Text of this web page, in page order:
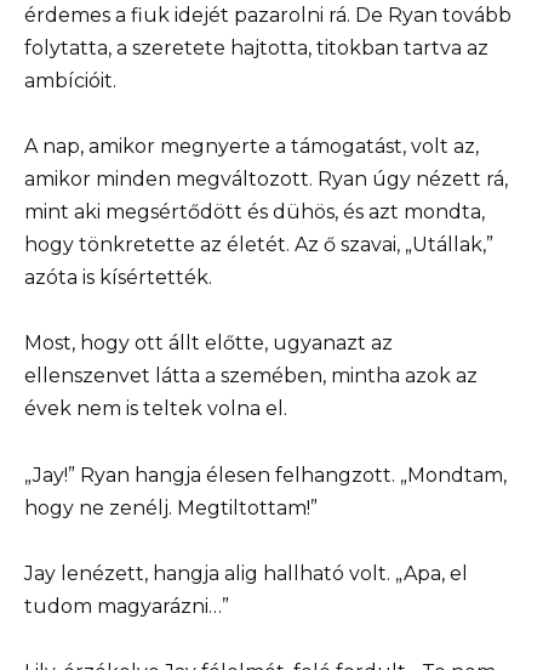
érdemes a fiuk idejét pazarolni rá. De Ryan tovább
folytatta, a szeretete hajtotta, titokban tartva az
ambícióit.
A nap, amikor megnyerte a támogatást, volt az,
amikor minden megváltozott. Ryan úgy nézett rá,
mint aki megsértődött és dühös, és azt mondta,
hogy tönkretette az életét. Az ő szavai, „Utállak,”
azóta is kísértették.
Most, hogy ott állt előtte, ugyanazt az
ellenszenvet látta a szemében, mintha azok az
évek nem is teltek volna el.
„Jay!” Ryan hangja élesen felhangzott. „Mondtam,
hogy ne zenélj. Megtiltottam!”
Jay lenézett, hangja alig hallható volt. „Apa, el
tudom magyarázni…”